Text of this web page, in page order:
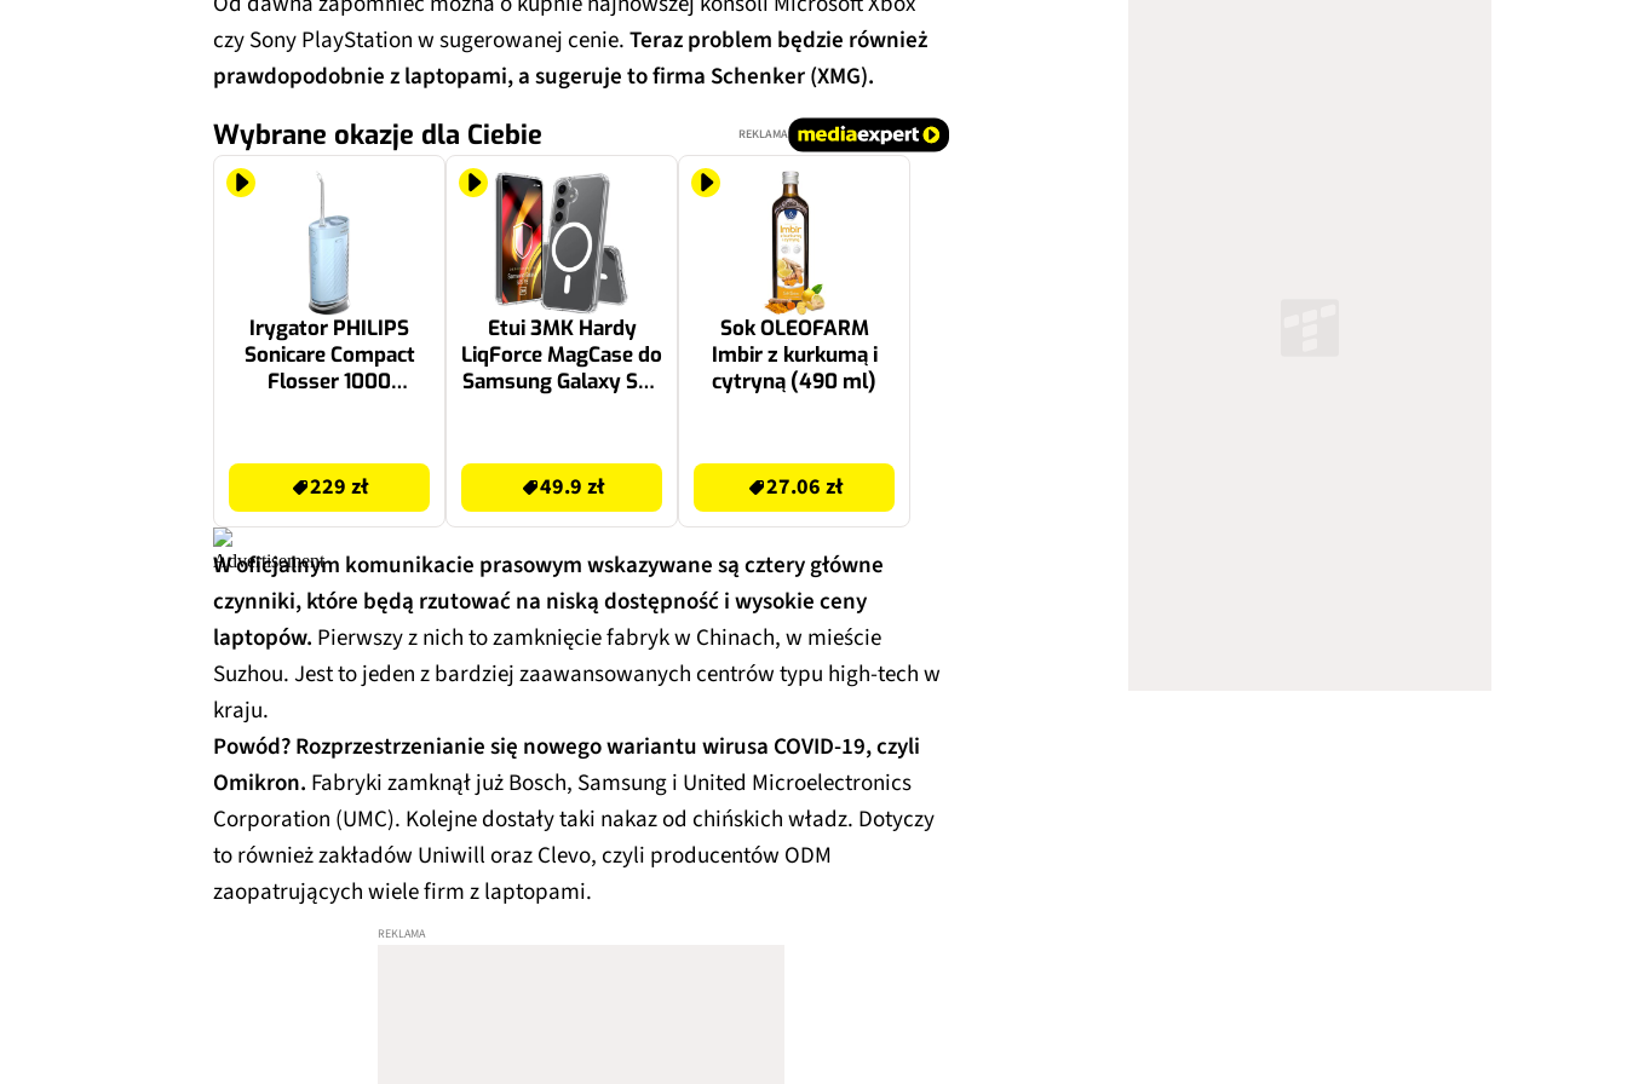
czy Sony PlayStation w sugerowanej cenie.Teraz problem będzie również
prawdopodobnie z laptopami, a sugeruje to firma Schenker (XMG).
Wybrane okazje dla Ciebie REKLAMA
Irygator PHILIPS
Sonicare Compact
Flosser 1000
Niebieski
229 zł
Etui 3MK Hardy
LiqForce MagCase do
Samsung Galaxy S25
49.9 zł
Sok OLEOFARM
Imbir z kurkumą i
cytryną (490 ml)
27.06 zł
W oficjalnym komunikacie prasowym wskazywane są cztery główne
czynniki, które będą rzutować na niską dostępność i wysokie ceny
laptopów. Pierwszy z nich to zamknięcie fabryk w Chinach, w mieście
Suzhou. Jest to jeden z bardziej zaawansowanych centrów typu high-tech w
kraju.
Powód? Rozprzestrzenianie się nowego wariantu wirusa COVID-19, czyli
Omikron. Fabryki zamknął już Bosch, Samsung i United Microelectronics
Corporation (UMC). Kolejne dostały taki nakaz od chińskich władz. Dotyczy
to również zakładów Uniwill oraz Clevo, czyli producentów ODM
zaopatrujących wiele firm z laptopami.